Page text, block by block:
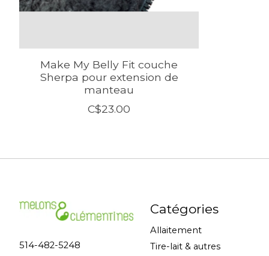
Make My Belly Fit couche
Sherpa pour extension de
manteau
C$23.00
514-482-5248
Catégories
Allaitement
Tire-lait & autres